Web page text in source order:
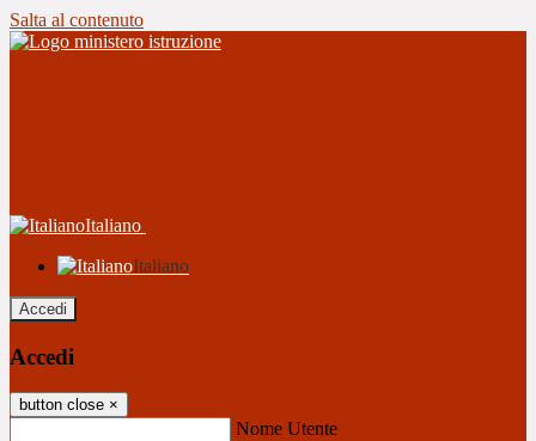
Salta al contenuto
Italiano
Italiano
Accedi
Accedi
button close ×
Nome Utente